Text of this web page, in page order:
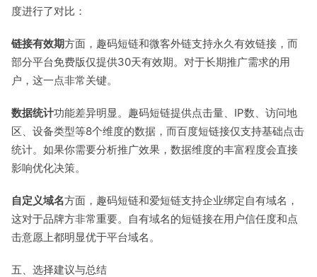
度进行了对比：
链接有效期方面，趣码短链和微客外链支持永久有效链接，而
部分平台免费版仅提供30天有效期。对于长期推广需求的用
户，这一点非常关键。
数据统计功能差异明显。趣码短链提供点击量、IP数、访问地
区、设备类型等8个维度的数据，而百度短链接仅支持基础点击
统计。如果你需要分析推广效果，数据维度的丰富程度会直接
影响优化决策。
自定义域名方面，趣码短链和爱短链支持企业绑定自有域名，
这对于品牌方非常重要。自有域名的短链接在用户信任度和点
击意愿上都明显优于平台域名。
五、选择建议与总结